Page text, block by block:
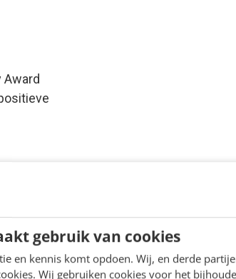
gebruik van cookies
en kennis komt opdoen. Wij, en derde
Wij gebruiken cookies voor het